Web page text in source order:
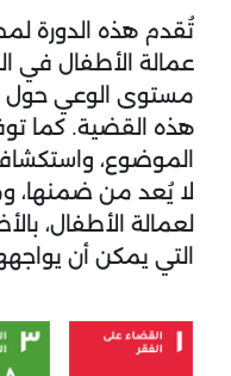
مخطط الموضوع
تُقدم هذه الدورة
عمالة الأطفال في
مستوى الوعي حول
هذه القضية. كما
الموضوع،
لا يُعد من ضمنها،
لعمالة الأطفال،
التي يمكن أن